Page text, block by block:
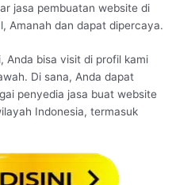
jasa pembuatan website di
Amanah dan dapat dipercaya.
Anda bisa visit di profil kami
Di sana, Anda dapat
penyedia jasa buat website
Indonesia, termasuk